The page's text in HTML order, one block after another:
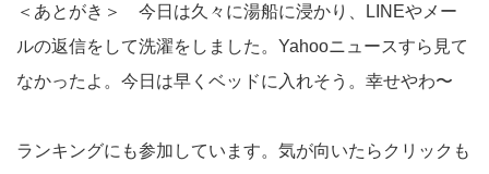
＜あとがき＞ 今日は久々に湯船に浸かり、LINEやメー
ルの返信をして洗濯をしました。Yahooニュースすら見て
なかったよ。今日は早くベッドに入れそう。幸せやわ〜
ランキングにも参加しています。気が向いたらクリックも